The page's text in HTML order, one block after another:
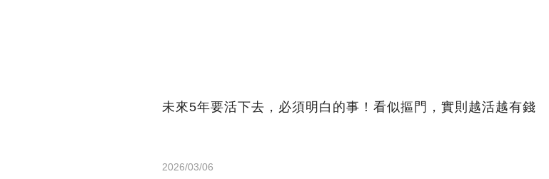
未來5年要活下去，必須明白的事！​看似摳門，實則越活越有錢
2026/03/06